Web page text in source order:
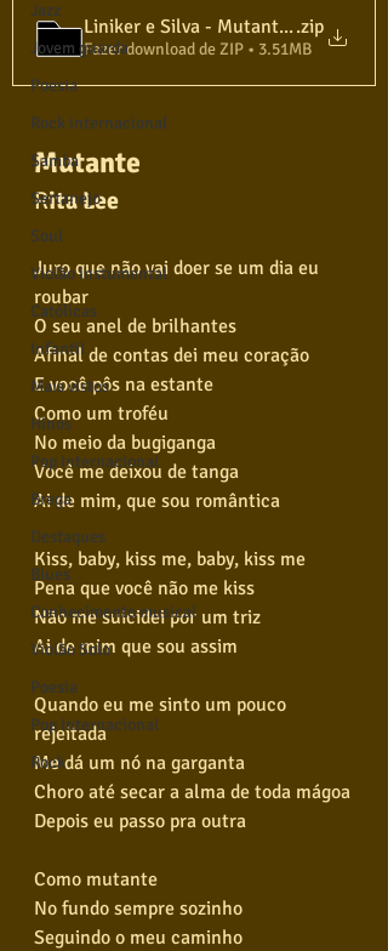
Jazz
Jovem guarda
Poesia
Rock internacional
Samba
Sertanejo
Soul
Violão instumental
Católicas
Infantil
Mais vistos
Hinos
Pop Internacional
Brega
Destaques
Blues
Conhecimento musical
Violão Solo
Poesia
Pop Internacional
Rock
Liniker e Silva - Mutante - TO - Bm
.zip
Fazer download de ZIP • 3.51MB
Mutante
Rita Lee
Juro que não vai doer se um dia eu
roubar
O seu anel de brilhantes
Afinal de contas dei meu coração
E você pôs na estante
Como um troféu
No meio da bugiganga
Você me deixou de tanga
Ai de mim, que sou romântica
Kiss, baby, kiss me, baby, kiss me
Pena que você não me kiss
Não me suicidei por um triz
Ai de mim que sou assim
Quando eu me sinto um pouco
rejeitada
Me dá um nó na garganta
Choro até secar a alma de toda mágoa
Depois eu passo pra outra
Como mutante
No fundo sempre sozinho
Seguindo o meu caminho